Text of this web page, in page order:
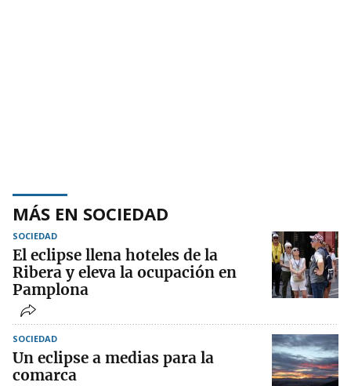
MÁS EN SOCIEDAD
SOCIEDAD
El eclipse llena hoteles de la
Ribera y eleva la ocupación en
Pamplona
SOCIEDAD
Un eclipse a medias para la
comarca